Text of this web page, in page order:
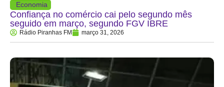
Economia
Confiança no comércio cai pelo segundo mês
seguido em março, segundo FGV IBRE
Rádio Piranhas FM março 31, 2026